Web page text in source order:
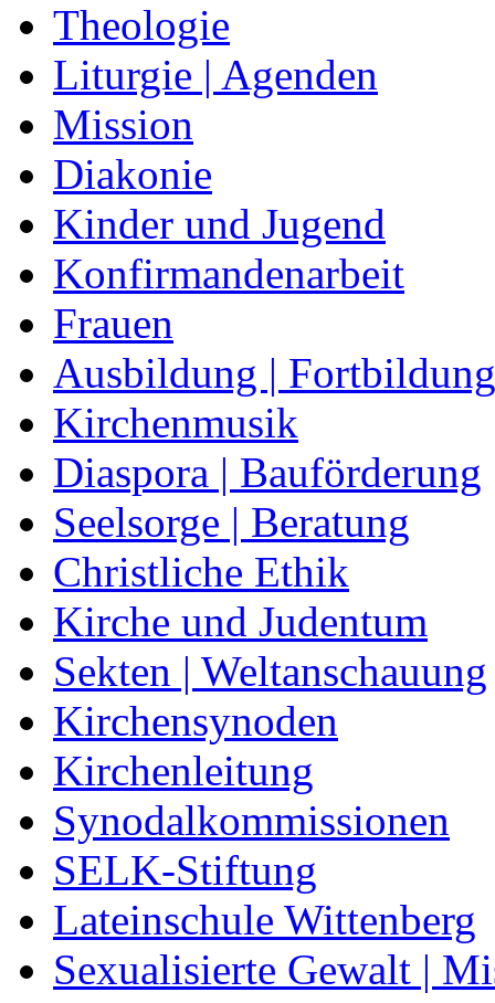
Theologie
Liturgie | Agenden
Mission
Diakonie
Kinder und Jugend
Konfirmandenarbeit
Frauen
Ausbildung | Fortbildung
Kirchenmusik
Diaspora | Bauförderung
Seelsorge | Beratung
Christliche Ethik
Kirche und Judentum
Sekten | Weltanschauung
Kirchensynoden
Kirchenleitung
Synodalkommissionen
SELK-Stiftung
Lateinschule Wittenberg
Sexualisierte Gewalt |